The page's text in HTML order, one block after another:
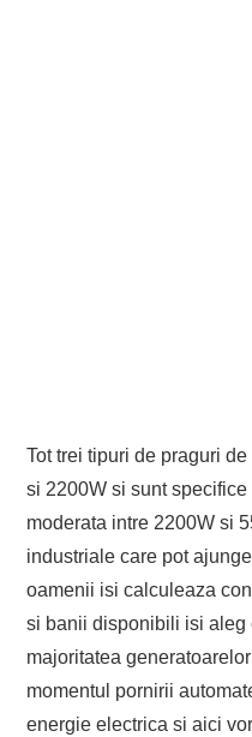
Tot trei tipuri de praguri
si 2200W si sunt
moderata intre 2200W si
industriale care pot
oamenii isi calculeaza
si banii disponibili isi aleg
majoritatea
momentul pornirii
energie electrica si aici